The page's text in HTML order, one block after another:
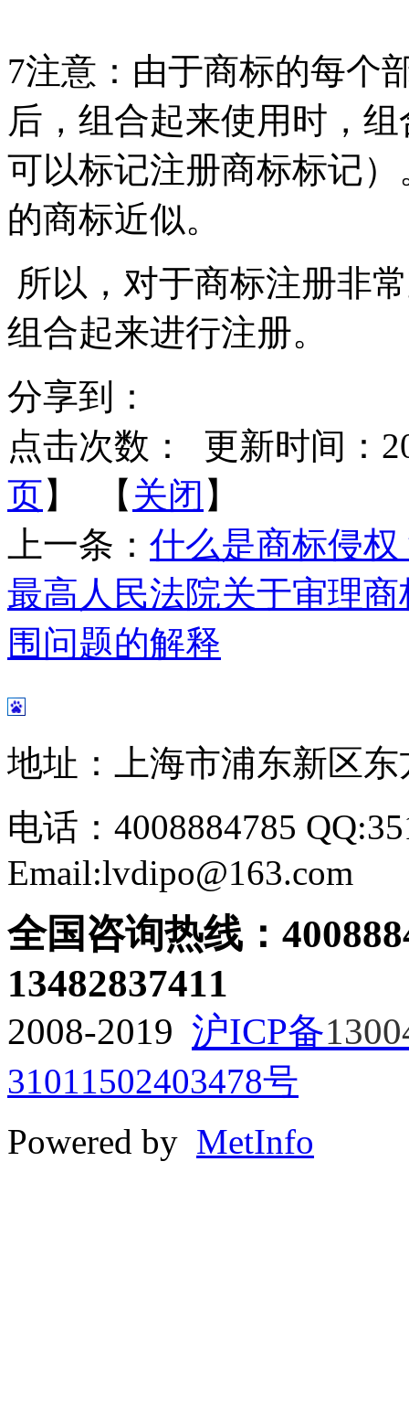
7注意：由于商标的每个
后，组合起来使用时，
可以标记注册商标标记
的商标近似。
所以，对于商标注册非
组合起来进行注册。
分享到：
点击次数：
更新时间：
页】 【 关闭 】
上一条： 什么是商标侵
最高人民法院关于审理
围问题的解释
地址：上海市浦东新区东
电话：4008884785
Email:lvdipo@163.com
全国咨询热线：
13482837411
2008-2019 沪ICP备
31011502403478号
Powered by MetInfo